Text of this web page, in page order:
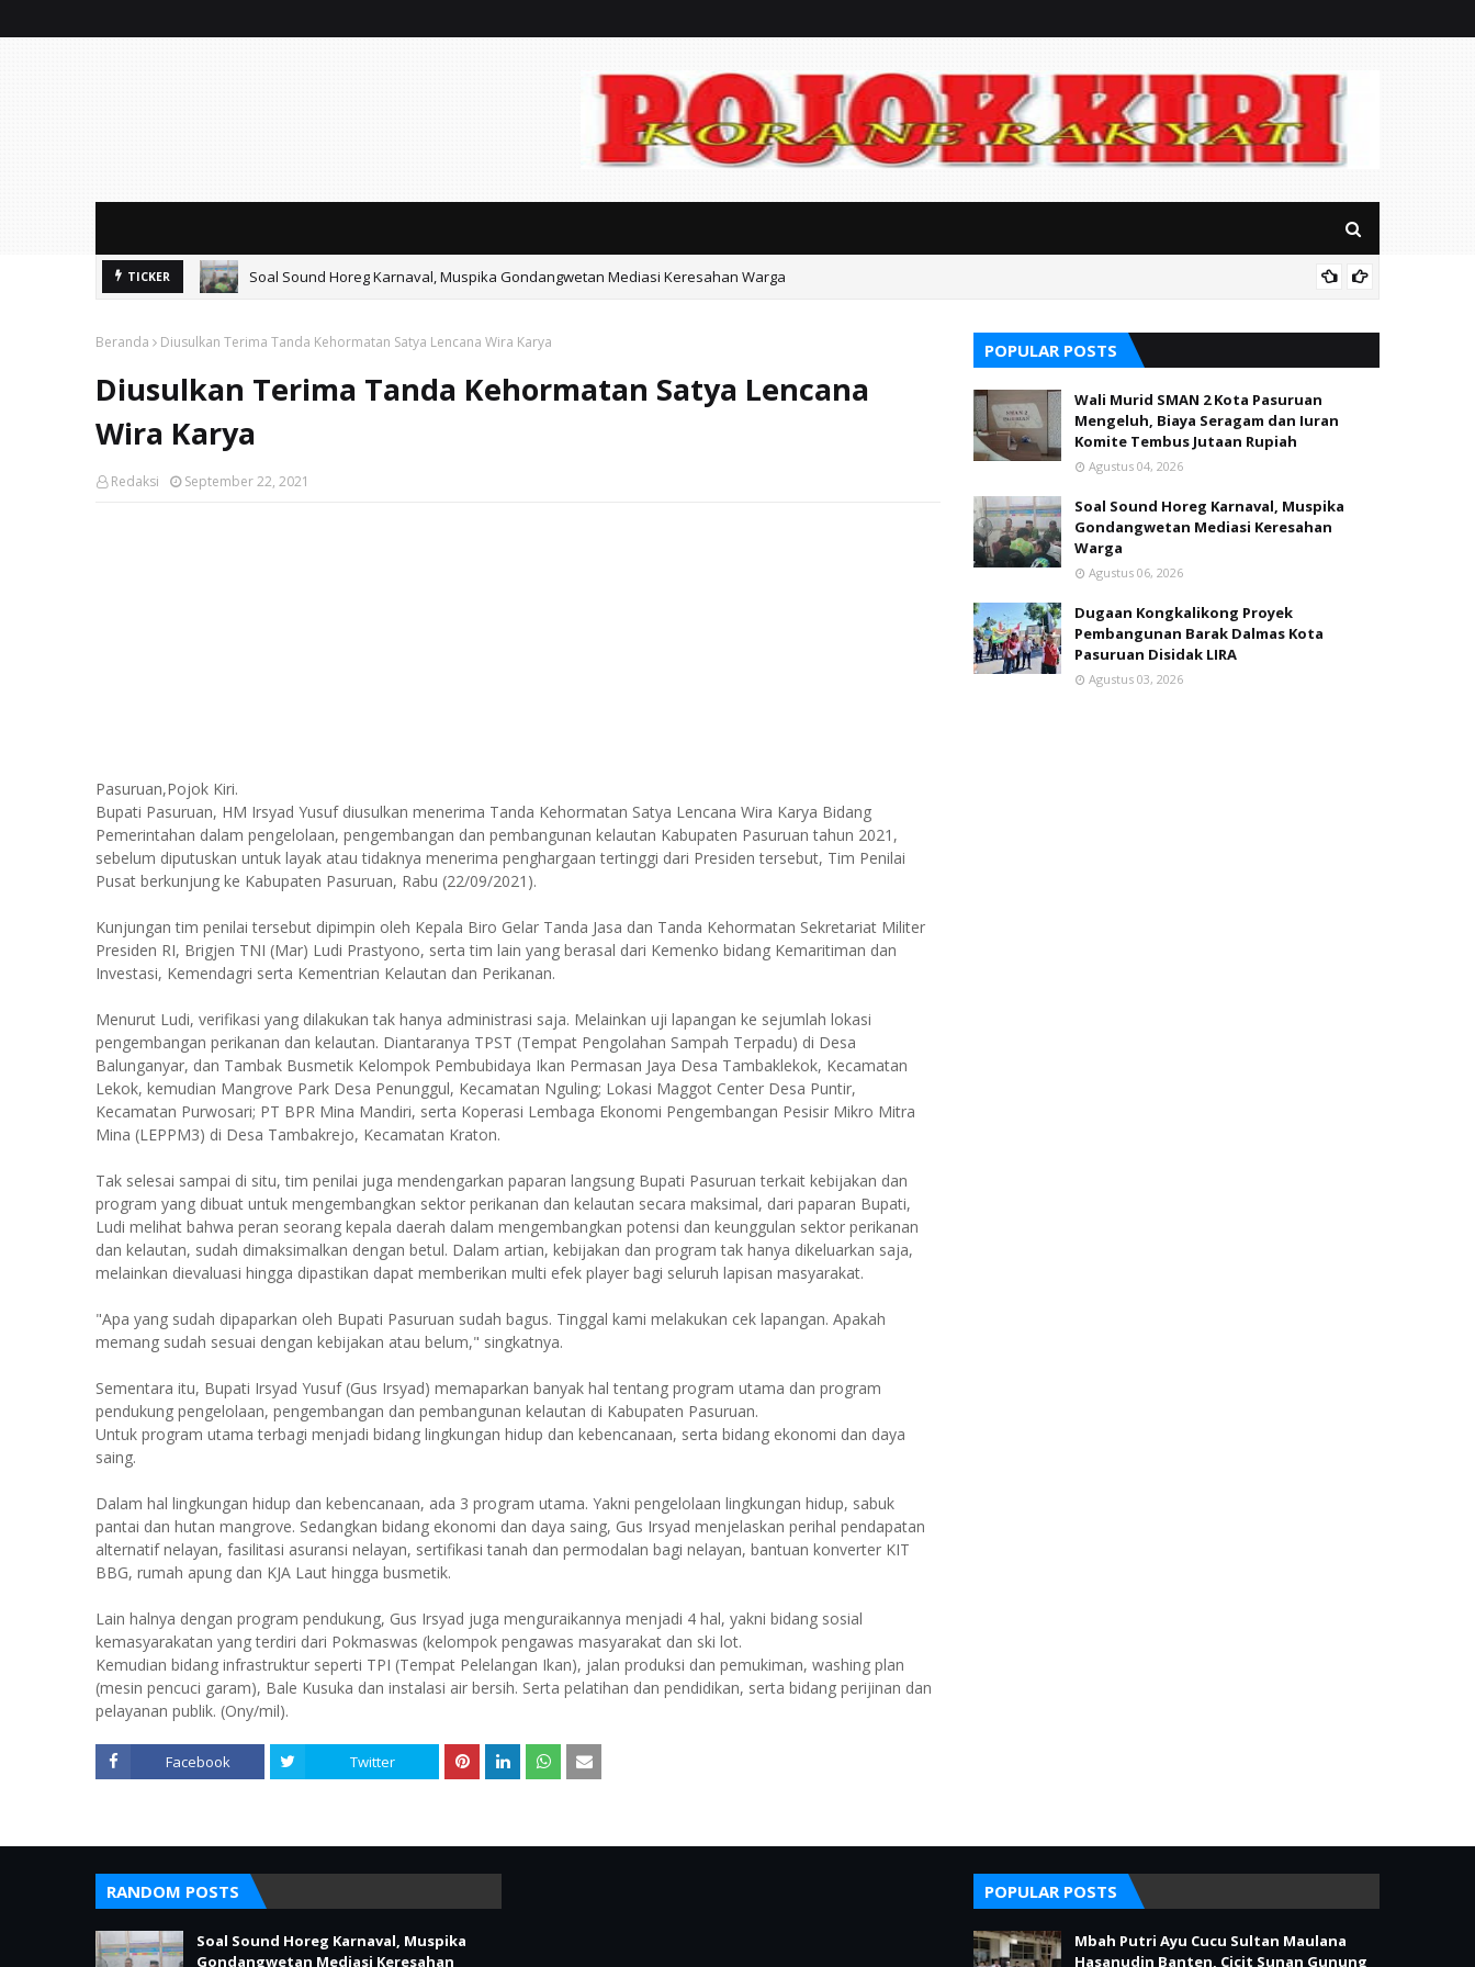
TICKER Soal Sound Horeg Karnaval, Muspika Gondangwetan Mediasi Keresahan Warga
Beranda Diusulkan Terima Tanda Kehormatan Satya Lencana Wira Karya
Diusulkan Terima Tanda Kehormatan Satya Lencana
Wira Karya
Redaksi September 22, 2021
Pasuruan,Pojok Kiri.
Bupati Pasuruan, HM Irsyad Yusuf diusulkan menerima Tanda Kehormatan Satya Lencana Wira Karya Bidang
Pemerintahan dalam pengelolaan, pengembangan dan pembangunan kelautan Kabupaten Pasuruan tahun 2021,
sebelum diputuskan untuk layak atau tidaknya menerima penghargaan tertinggi dari Presiden tersebut, Tim Penilai
Pusat berkunjung ke Kabupaten Pasuruan, Rabu (22/09/2021).
Kunjungan tim penilai tersebut dipimpin oleh Kepala Biro Gelar Tanda Jasa dan Tanda Kehormatan Sekretariat Militer
Presiden RI, Brigjen TNI (Mar) Ludi Prastyono, serta tim lain yang berasal dari Kemenko bidang Kemaritiman dan
Investasi, Kemendagri serta Kementrian Kelautan dan Perikanan.
Menurut Ludi, verifikasi yang dilakukan tak hanya administrasi saja. Melainkan uji lapangan ke sejumlah lokasi
pengembangan perikanan dan kelautan. Diantaranya TPST (Tempat Pengolahan Sampah Terpadu) di Desa
Balunganyar, dan Tambak Busmetik Kelompok Pembubidaya Ikan Permasan Jaya Desa Tambaklekok, Kecamatan
Lekok, kemudian Mangrove Park Desa Penunggul, Kecamatan Nguling; Lokasi Maggot Center Desa Puntir,
Kecamatan Purwosari; PT BPR Mina Mandiri, serta Koperasi Lembaga Ekonomi Pengembangan Pesisir Mikro Mitra
Mina (LEPPM3) di Desa Tambakrejo, Kecamatan Kraton.
Tak selesai sampai di situ, tim penilai juga mendengarkan paparan langsung Bupati Pasuruan terkait kebijakan dan
program yang dibuat untuk mengembangkan sektor perikanan dan kelautan secara maksimal, dari paparan Bupati,
Ludi melihat bahwa peran seorang kepala daerah dalam mengembangkan potensi dan keunggulan sektor perikanan
dan kelautan, sudah dimaksimalkan dengan betul. Dalam artian, kebijakan dan program tak hanya dikeluarkan saja,
melainkan dievaluasi hingga dipastikan dapat memberikan multi efek player bagi seluruh lapisan masyarakat.
"Apa yang sudah dipaparkan oleh Bupati Pasuruan sudah bagus. Tinggal kami melakukan cek lapangan. Apakah
memang sudah sesuai dengan kebijakan atau belum," singkatnya.
Sementara itu, Bupati Irsyad Yusuf (Gus Irsyad) memaparkan banyak hal tentang program utama dan program
pendukung pengelolaan, pengembangan dan pembangunan kelautan di Kabupaten Pasuruan.
Untuk program utama terbagi menjadi bidang lingkungan hidup dan kebencanaan, serta bidang ekonomi dan daya
saing.
Dalam hal lingkungan hidup dan kebencanaan, ada 3 program utama. Yakni pengelolaan lingkungan hidup, sabuk
pantai dan hutan mangrove. Sedangkan bidang ekonomi dan daya saing, Gus Irsyad menjelaskan perihal pendapatan
alternatif nelayan, fasilitasi asuransi nelayan, sertifikasi tanah dan permodalan bagi nelayan, bantuan konverter KIT
BBG, rumah apung dan KJA Laut hingga busmetik.
Lain halnya dengan program pendukung, Gus Irsyad juga menguraikannya menjadi 4 hal, yakni bidang sosial
kemasyarakatan yang terdiri dari Pokmaswas (kelompok pengawas masyarakat dan ski lot.
Kemudian bidang infrastruktur seperti TPI (Tempat Pelelangan Ikan), jalan produksi dan pemukiman, washing plan
(mesin pencuci garam), Bale Kusuka dan instalasi air bersih. Serta pelatihan dan pendidikan, serta bidang perijinan dan
pelayanan publik. (Ony/mil).
Facebook Twitter
POPULAR POSTS
Wali Murid SMAN 2 Kota Pasuruan
Mengeluh, Biaya Seragam dan Iuran
Komite Tembus Jutaan Rupiah
Agustus 04, 2026
Soal Sound Horeg Karnaval, Muspika
Gondangwetan Mediasi Keresahan
Warga
Agustus 06, 2026
Dugaan Kongkalikong Proyek
Pembangunan Barak Dalmas Kota
Pasuruan Disidak LIRA
Agustus 03, 2026
RANDOM POSTS
Soal Sound Horeg Karnaval, Muspika
Gondangwetan Mediasi Keresahan
POPULAR POSTS
Mbah Putri Ayu Cucu Sultan Maulana
Hasanudin Banten, Cicit Sunan Gunung